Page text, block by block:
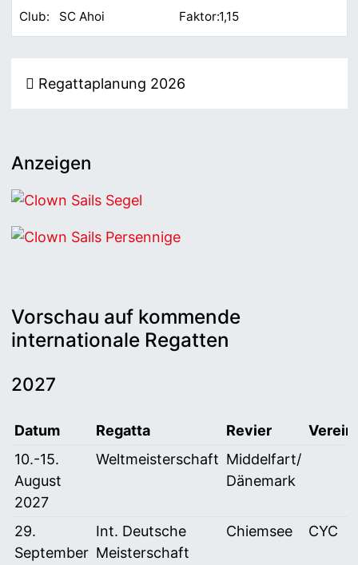
SC Ahoi
1,15
Regattaplanung 2026
Anzeigen
Vorschau auf kommende
internationale Regatten
2027
Vorschau auf internationale Regatten 2027
Datum Regatta Revier
Verein
10.-15.
August
2027
Weltmeisterschaft Middelfart/
Dänemark
29.
September
Int. Deutsche
Meisterschaft
Chiemsee CYC